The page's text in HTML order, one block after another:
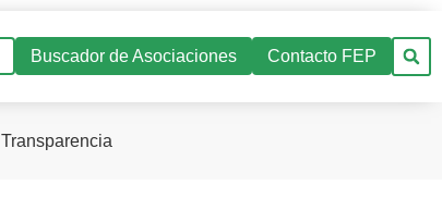
Buscador de Asociaciones Contacto FEP
Transparencia